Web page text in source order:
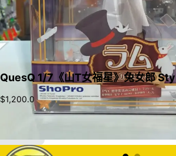
QuesQ 1/7《山T女福星》兔女郎
$1,200.0